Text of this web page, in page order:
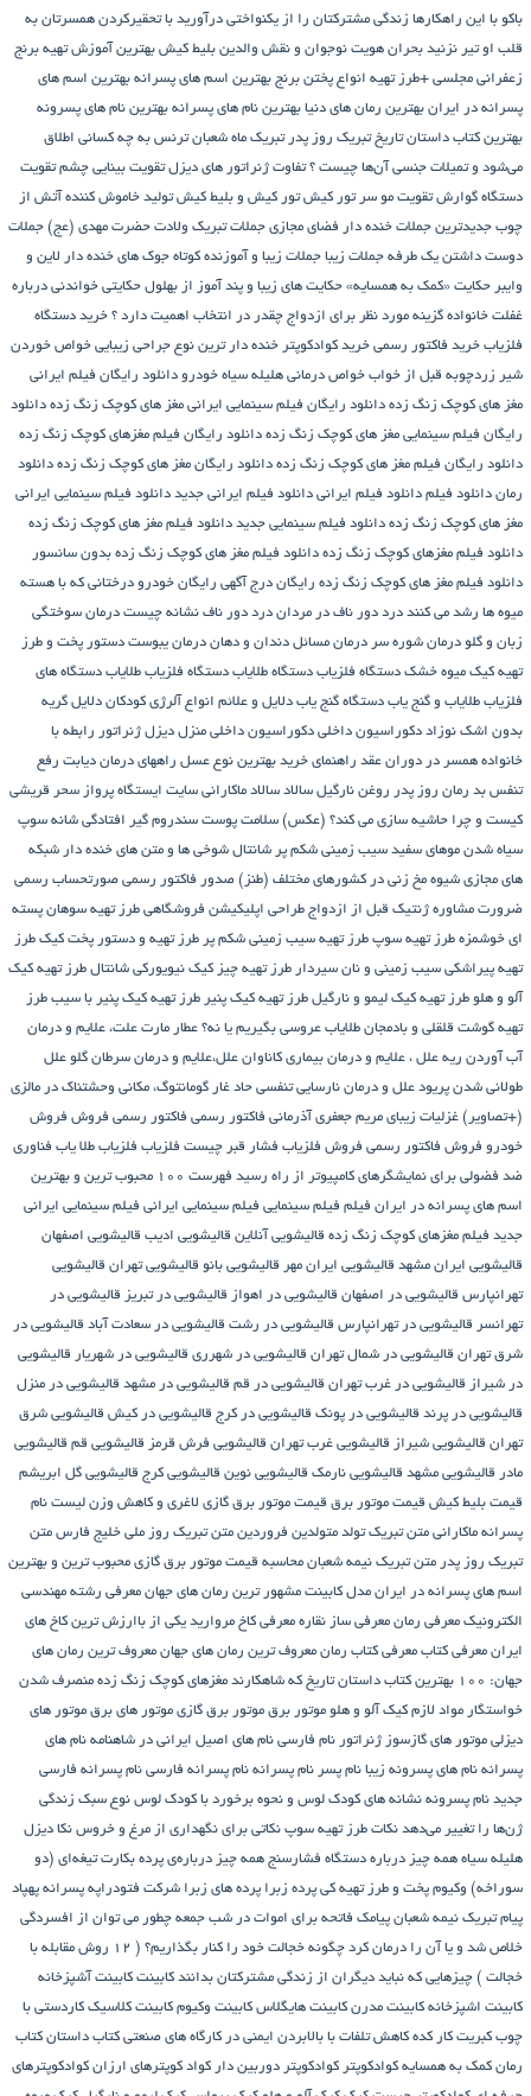
باکو با این راهکارها زندگی مشترکتان را از یکنواختی درآورید با تحقیرکردن همسرتان به
قلب او تیر نزنید بحران هویت نوجوان و نقش والدین بلیط کیش بهترین آموزش تهیه برنج
زعفرانی مجلسی +طرز تهیه انواع پختن برنج بهترین اسم های پسرانه بهترین اسم های
پسرانه در ایران بهترین رمان های دنیا بهترین نام های پسرانه بهترین نام های پسرونه
بهترین کتاب داستان تاریخ تبریک روز پدر تبریک ماه شعبان ترنس به چه کسانی اطلاق
می‌شود و تمیلات جنسی آن‌ها چیست ؟ تفاوت ژنراتور های دیزل تقویت بینایی چشم تقویت
دستگاه گوارش تقویت مو سر تور کیش تور کیش و بلیط کیش تولید خاموش کننده آتش از
چوب جدیدترین جملات خنده دار فضای مجازی جملات تبریک ولادت حضرت مهدی (عج) جملات
دوست داشتن یک طرفه جملات زیبا جملات زیبا و آموزنده کوتاه جوک های خنده دار لاین و
وایبر حکایت «کمک به همسایه» حکایت های زیبا و پند آموز از بهلول حکایتی خواندنی درباره
غفلت خانواده گزینه مورد نظر برای ازدواج چقدر در انتخاب اهمیت دارد ؟ خرید دستگاه
فلزیاب خرید فاکتور رسمی خرید کوادکوپتر خنده دار ترین نوع جراحی زیبایی خواص خوردن
شیر زردچوبه قبل از خواب خواص درمانی هلیله سیاه خودرو دانلود رایگان فیلم ایرانی
مغز های کوچک زنگ زده دانلود رایگان فیلم سینمایی ایرانی مغز های کوچک زنگ زده دانلود
رایگان فیلم سینمایی مغز های کوچک زنگ زده دانلود رایگان فیلم مغزهای کوچک زنگ زده
دانلود رایگان فیلم مغز های کوچک زنگ زده دانلود رایگان مغز های کوچک زنگ زده دانلود
رمان دانلود فیلم دانلود فیلم ایرانی دانلود فیلم ایرانی جدید دانلود فیلم سینمایی ایرانی
مغز های کوچک زنگ زده دانلود فیلم سینمایی جدید دانلود فیلم مغز های کوچک زنگ زده
دانلود فیلم مغزهای کوچک زنگ زده دانلود فیلم مغز های کوچک زنگ زده بدون سانسور
دانلود فیلم مغز های کوچک زنگ زده رایگان درج آگهی رایگان خودرو درختانی که با هسته
میوه ها رشد می کنند درد دور ناف در مردان درد دور ناف نشانه چیست درمان سوختگی
زبان و گلو درمان شوره سر درمان مسائل دندان و دهان درمان یبوست دستور پخت و طرز
تهیه کیک میوه خشک دستگاه فلزیاب دستگاه‌ طلایاب دستگاه‌ فلزیاب طلایاب دستگاه‌ های
فلزیاب طلایاب و گنج‌ یاب دستگاه‌ گنج‌ یاب دلایل و علائم انواع آلرژی کودکان دلایل گریه
بدون اشک نوزاد دکوراسیون داخلی دکوراسیون داخلی منزل دیزل ژنراتور رابطه با
خانواده همسر در دوران عقد راهنمای خرید بهترین نوع عسل راههای درمان دیابت رفع
تنفس بد رمان روز پدر روغن نارگیل سالاد سالاد ماکارانی سایت ایستگاه پرواز سحر قریشی
کیست و چرا حاشیه سازی می کند؟ (عکس) سلامت پوست سندروم گیر افتادگی شانه سوپ
سیاه شدن موهای سفید سیب زمینی شکم پر شانتال شوخی ها و متن های خنده دار شبکه
های مجازی شیوه مخ زنی در کشورهای مختلف (طنز) صدور فاکتور رسمی صورتحساب رسمی
ضرورت مشاوره ژنتیک قبل از ازدواج طراحی اپلیکیشن فروشگاهی طرز تهیه سوهان پسته
ای خوشمزه طرز تهیه سوپ طرز تهیه سیب زمینی شکم پر طرز تهیه و دستور پخت کیک طرز
تهیه پیراشكی سيب زمينی و نان سیردار طرز تهیه چیز کیک نیویورکی شانتال طرز تهیه کیک
آلو و هلو طرز تهیه کیک لیمو و نارگیل طرز تهیه کیک پنیر طرز تهیه کیک پنیر با سیب طرز
تهیه گوشت قلقلی و بادمجان طلایاب عروسی بگیریم یا نه؟ عطار مارت علت، علایم و درمان
آب آوردن ریه علل ، علایم و درمان بیماری کاناوان علل،علایم و درمان سرطان گلو علل
طولانی شدن پریود علل و درمان نارسایی تنفسی حاد غار گومانتوگ، مکانی وحشتناک در مالزی
(+تصاویر) غزلیات زیبای مریم جعفری آذرمانی فاکتور رسمی فاکتور رسمی فروش فروش
خودرو فروش فاکتور رسمی فروش فلزیاب فشار قبر چیست فلزیاب فلزیاب طلا یاب فناوری
ضد فضولی برای نمایشگرهای کامپیوتر از راه رسید
فهرست ۱۰۰ محبوب ترین و بهترین
اسم های پسرانه در ایران فیلم فیلم سینمایی فیلم سینمایی ایرانی فیلم سینمایی ایرانی
جدید فیلم مغزهای کوچک زنگ زده قالیشویی آنلاین قالیشویی ادیب قالیشویی اصفهان
قالیشویی ایران مشهد قالیشویی ایران مهر قالیشویی بانو قالیشویی تهران قالیشویی
تهرانپارس قالیشویی در اصفهان قالیشویی در اهواز قالیشویی در تبریز قالیشویی در
تهرانسر قالیشویی در تهرانپارس قالیشویی در رشت قالیشویی در سعادت آباد قالیشویی در
شرق تهران قالیشویی در شمال تهران قالیشویی در شهرری قالیشویی در شهریار قالیشویی
در شیراز قالیشویی در غرب تهران قالیشویی در قم قالیشویی در مشهد قالیشویی در منزل
قالیشویی در پرند قالیشویی در پونک قالیشویی در کرج قالیشویی در کیش قالیشویی شرق
تهران قالیشویی شیراز قالیشویی غرب تهران قالیشویی فرش قرمز قالیشویی قم قالیشویی
مادر قالیشویی مشهد قالیشویی نارمک قالیشویی نوین قالیشویی کرج قالیشویی گل ابریشم
قیمت بلیط کیش قیمت موتور برق قیمت موتور برق گازی لاغری و کاهش وزن لیست نام
پسرانه ماکارانی متن تبریک تولد متولدین فروردین متن تبریک روز ملی خلیج فارس متن
تبریک روز پدر متن تبریک نیمه شعبان محاسبه قیمت موتور برق گازی محبوب ترین و بهترین
اسم های پسرانه در ایران مدل کابینت مشهور ترین رمان های جهان معرفی رشته مهندسی
الکترونیک معرفی رمان معرفی ساز نقاره معرفی کاخ مروارید یکی از باارزش ترین کاخ های
ایران معرفی کتاب معرفی کتاب رمان معروف ترین رمان های جهان معروف ترین رمان های
جهان: ۱۰۰ بهترین کتاب داستان تاریخ که شاهکارند
مغزهای کوچک زنگ زده منصرف شدن
خواستگار مواد لازم کیک آلو و هلو موتور برق موتور برق گازی موتور های برق موتور های
دیزلی موتور های گازسوز ژنراتور نام فارسی نام های اصیل ایرانی در شاهنامه نام های
پسرانه نام های پسرونه زیبا نام پسر نام پسرانه نام پسرانه فارسی نام پسرانه فارسی
جدید نام پسرونه نشانه های کودک لوس و نحوه برخورد با کودک لوس نوع سبک زندگی
ژن‌ها را تغییر می‌دهد نکات طرز تهیه سوپ نکاتی برای نگهداری از مرغ و خروس نکا دیزل
هلیله سیاه همه چیز درباره دستگاه فشارسنج همه چیز درباره‌ی پرده بکارت تیغه‌ای (دو
سوراخه) وکیوم پخت و طرز تهیه کی پرده زبرا پرده های زبرا شرکت فتودراپه پسرانه پهپاد
پیام تبریک نیمه شعبان پیامک فاتحه برای اموات در شب جمعه چطور می توان از افسردگی
خلاص شد و یا آن را درمان کرد
چگونه خجالت خود را کنار بگذاریم؟ ( 12 روش مقابله با
خجالت ) چیزهایی که نباید دیگران از زندگی مشترکتان بدانند کابینت کابینت آشپزخانه
کابینت اشپزخانه کابینت مدرن کابینت هایگلاس کابینت وکیوم کابینت کلاسیک کاردستی با
چوب کبریت کار کده کاهش تلفات با بالابردن ایمنی در کارگاه های صنعتی کتاب داستان کتاب
رمان کمک به همسایه کوادکوپتر کوادکوپتر دوربین دار کواد کوپترهای ارزان کوادکوپترهای